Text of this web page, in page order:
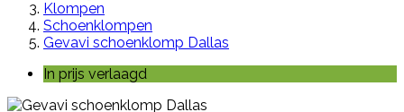
Klompen
Schoenklompen
Gevavi schoenklomp Dallas
In prijs verlaagd